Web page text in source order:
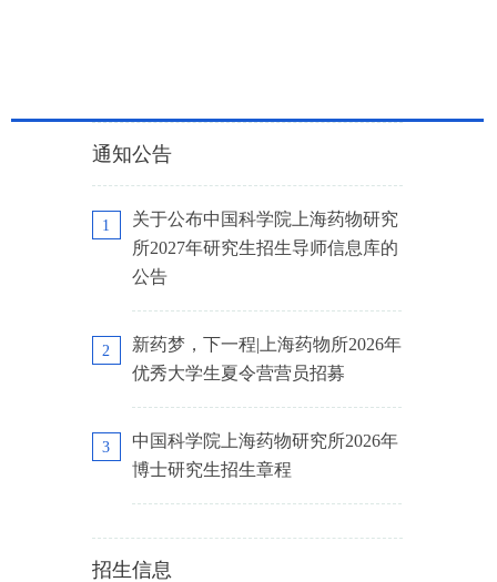
通知公告
1
关于公布中国科学院上海药物研究
所2027年研究生招生导师信息库的
公告
2
新药梦，下一程|上海药物所2026年
优秀大学生夏令营营员招募
3
中国科学院上海药物研究所2026年
博士研究生招生章程
招生信息